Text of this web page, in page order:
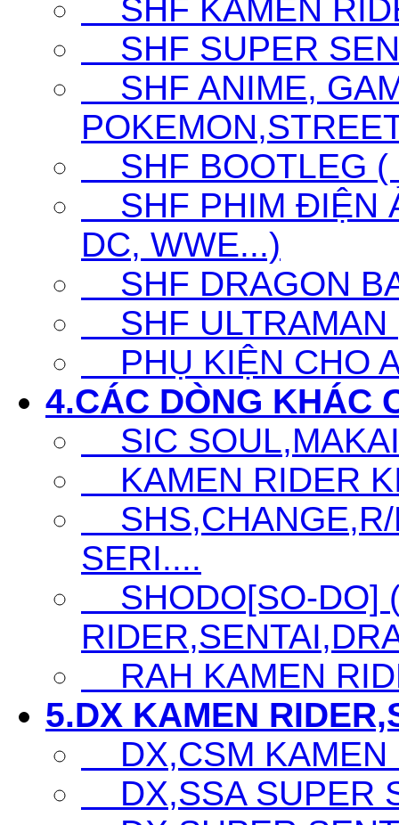
SHF KAMEN
SHF SUPER
SHF ANIME,
SHF BOOTLEG (
SHF PHIM ĐIỆN
DC, WWE...)
SHF DRAGON
SHF ULTRAMAN
PHỤ KIỆN CHO
4.CÁC DÒNG KHÁC
SIC
KAMEN RIDER
SHS,CHANGE,R/
SERI....
SHODO[SO-DO]
RAH KAMEN
5.DX KAMEN
DX,CSM KAMEN
DX,SSA SUPER